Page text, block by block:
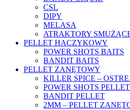
CSL
DIPY
MELASA
ATRAKTORY
PELLET HACZYKOWY
POWER SHOTS BAITS
BANDIT BAITS
PELLET ZANĘTOWY
KILLER SPICE –
POWER SHOTS PELLET
BANDIT PELLET
2MM – PELLET